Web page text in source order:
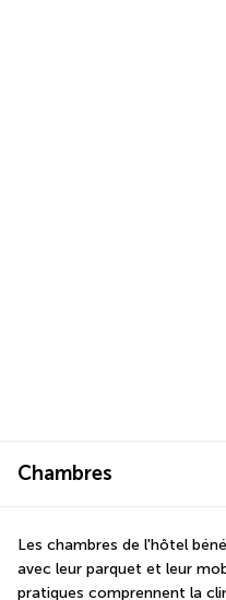
Chambres
Les chambres de l'hôtel
avec leur parquet et leur
pratiques comprennent la